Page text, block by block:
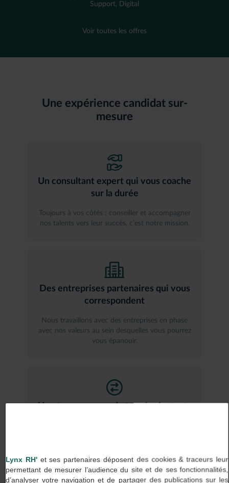
Support, Digital
Voir toutes les offres
Une expérience candidat sur-
mesure
Un consultant expert qui vous coache
sur la durée
Toujours à vos côtés : conseiller et accompagner
nos talents vers leur succès, c’est notre mission.
Des entreprises partenaires qui vous
correspondent
Nous travaillons avec des entreprises en phase
avec nos valeurs au sein desquelles vous pourrez
vous épanouir.
Une transparence de tous les instants
Lynx RH' et ses partenaires déposent des cookies & traceurs leur
permettant de mesurer l’audience du site et de ses fonctionnalités,
d’analyser votre navigation et de partager des publications sur les